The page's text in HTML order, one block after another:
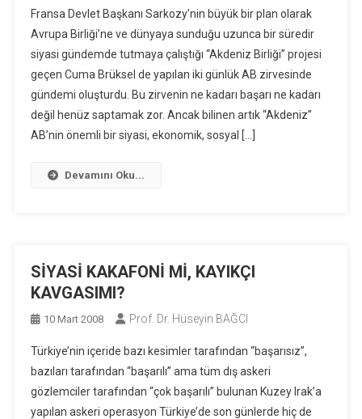
Fransa Devlet Başkanı Sarkozy’nin büyük bir plan olarak
Avrupa Birliği’ne ve dünyaya sunduğu uzunca bir süredir
siyasi gündemde tutmaya çalıştığı “Akdeniz Birliği” projesi
geçen Cuma Brüksel de yapılan iki günlük AB zirvesinde
gündemi oluşturdu. Bu zirvenin ne kadarı başarı ne kadarı
değil henüz saptamak zor. Ancak bilinen artık “Akdeniz”
AB’nin önemli bir siyasi, ekonomik, sosyal […]
Devamını Oku...
SİYASİ KAKAFONİ Mİ, KAYIKÇI
KAVGASIMI?
10 Mart 2008 Prof. Dr. Hüseyin BAĞCI
Türkiye’nin içeride bazı kesimler tarafından “başarısız”,
bazıları tarafından “başarılı” ama tüm dış askeri
gözlemciler tarafından “çok başarılı” bulunan Kuzey Irak’a
yapılan askeri operasyon Türkiye’de son günlerde hiç de